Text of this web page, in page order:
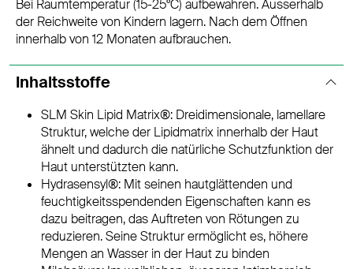
Bei Raumtemperatur (15-25°C) aufbewahren. Ausserhalb
der Reichweite von Kindern lagern. Nach dem Öffnen
innerhalb von 12 Monaten aufbrauchen.
Inhaltsstoffe
SLM Skin Lipid Matrix®: Dreidimensionale, lamellare
Struktur, welche der Lipidmatrix innerhalb der Haut
ähnelt und dadurch die natürliche Schutzfunktion der
Haut unterstützten kann.
Hydrasensyl®: Mit seinen hautglättenden und
feuchtigkeitsspendenden Eigenschaften kann es
dazu beitragen, das Auftreten von Rötungen zu
reduzieren. Seine Struktur ermöglicht es, höhere
Mengen an Wasser in der Haut zu binden